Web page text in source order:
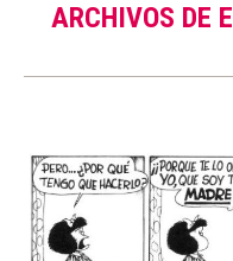
ARCHIVOS DE